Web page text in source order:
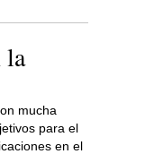
la
mucha
para el
en el